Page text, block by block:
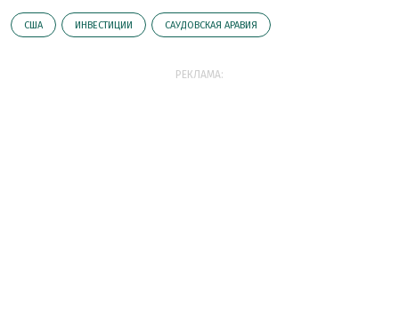
США ИНВЕСТИЦИИ САУДОВСКАЯ АРАВИЯ
РЕКЛАМА: